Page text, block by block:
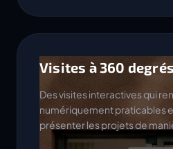
Visites à 360 degrés
Des visites interactives qui
numériquement praticables
présenter les projets de